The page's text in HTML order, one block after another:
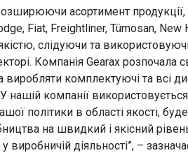
асортимент
Fiat, Freightliner, Tümosan, New
слідуючи та
Компанія Gearax розпочала
виробляти комплектуючі та всі
нашій компанії
політики в області якості,
на швидкий і якісний
діяльності”, –